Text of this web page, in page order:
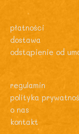
płatności
dostawa
odstąpienie od
regulamin
polityka
o nas
kontakt